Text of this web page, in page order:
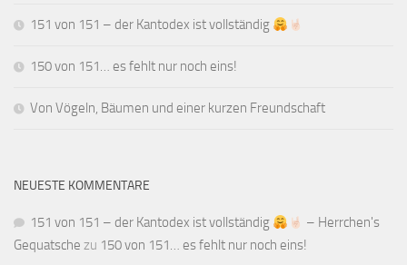
151 von 151 – der Kantodex ist vollständig
150 von 151… es fehlt nur noch eins!
Von Vögeln, Bäumen und einer kurzen Freundschaft
NEUESTE KOMMENTARE
151 von 151 – der Kantodex ist vollständig
– Herrchen's
Gequatsche zu 150 von 151… es fehlt nur noch eins!